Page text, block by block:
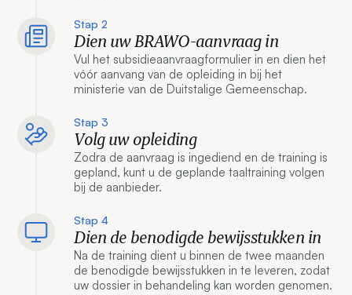
Stap 2
Dien uw BRAWO-aanvraag in
Vul het subsidieaanvraagformulier in en dien het
vóór aanvang van de opleiding in bij het
ministerie van de Duitstalige Gemeenschap.
Stap 3
Volg uw opleiding
Zodra de aanvraag is ingediend en de training is
gepland, kunt u de geplande taaltraining volgen
bij de aanbieder.
Stap 4
Dien de benodigde bewijsstukken in
Na de training dient u binnen de twee maanden
de benodigde bewijsstukken in te leveren, zodat
uw dossier in behandeling kan worden genomen.